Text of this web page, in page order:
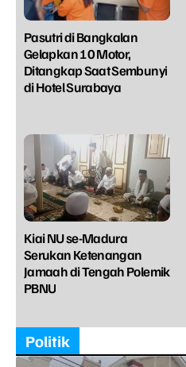
Pasutri di Bangkalan
Gelapkan 10 Motor,
Ditangkap Saat Sembunyi
di Hotel Surabaya
Kiai NU se-Madura
Serukan Ketenangan
Jamaah di Tengah Polemik
PBNU
Politik